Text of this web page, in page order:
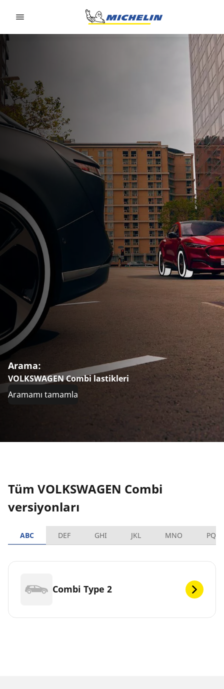
Arama:
VOLKSWAGEN Combi lastikleri
Aramamı tamamla
Tüm VOLKSWAGEN Combi
versiyonları
ABC DEF GHI JKL MNO PQRS
Combi Type 2